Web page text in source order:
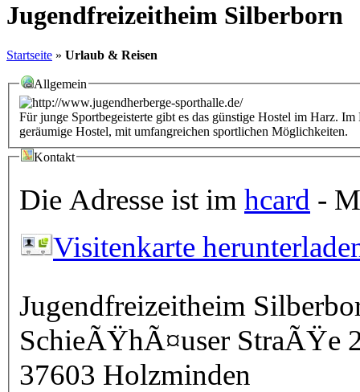
Jugendfreizeitheim Silberborn
Startseite » Urlaub & Reisen
Allgemein
Für junge Sportbegeisterte gibt es das günstige Hostel im Harz.
geräumige Hostel, mit umfangreichen sportlichen Möglichkeiten.
Kontakt
Die Adresse ist im hcard -
Visitenkarte
Jugendfreizeitheim
SchieÃŸhÃ¤user StraÃŸe
37603 Holzminden